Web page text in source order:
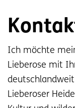
Ich möchte
Lieberose mit
Lieberoser